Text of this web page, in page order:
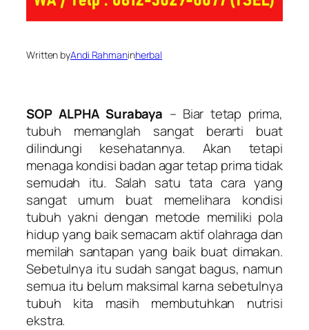
Written byAndi Rahmaninherbal
SOP ALPHA Surabaya – Biar tetap prima,
tubuh memanglah sangat berarti buat
dilindungi kesehatannya. Akan tetapi
menaga kondisi badan agar tetap prima tidak
semudah itu. Salah satu tata cara yang
sangat umum buat memelihara kondisi
tubuh yakni dengan metode memiliki pola
hidup yang baik semacam aktif olahraga dan
memilah santapan yang baik buat dimakan.
Sebetulnya itu sudah sangat bagus, namun
semua itu belum maksimal karna sebetulnya
tubuh kita masih membutuhkan nutrisi
ekstra.